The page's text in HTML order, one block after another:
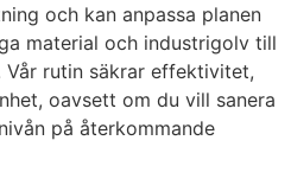
och kan anpassa planen
material och industrigolv till
rutin säkrar effektivitet,
oavsett om du vill sanera
på återkommande